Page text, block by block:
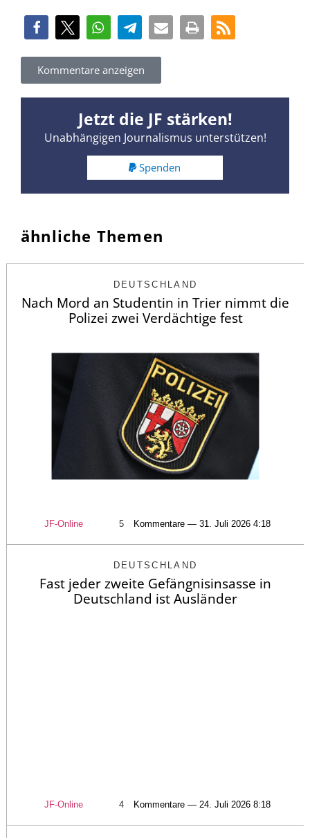
Kommentare anzeigen
Jetzt die JF stärken!
Unabhängigen Journalismus unterstützen!
Spenden
ähnliche Themen
DEUTSCHLAND
Nach Mord an Studentin in Trier nimmt die
Polizei zwei Verdächtige fest
JF-Online 5 Kommentare — 31. Juli 2026 4:18
DEUTSCHLAND
Fast jeder zweite Gefängnisinsasse in
Deutschland ist Ausländer
JF-Online 4 Kommentare — 24. Juli 2026 8:18